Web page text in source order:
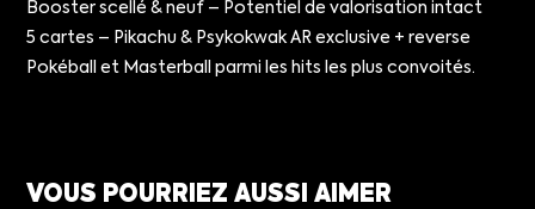
Booster scellé & neuf – Potentiel de valorisation intact
5 cartes – Pikachu & Psykokwak AR exclusive + reverse
Pokéball et Masterball parmi les hits les plus convoités.
VOUS POURRIEZ AUSSI AIMER